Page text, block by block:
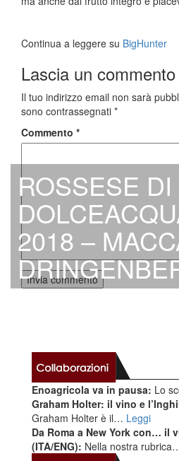
ROSSESE DI
2018 –
Continua a leggere su BigHunter
Lascia un commento
Il tuo indirizzo email non sarà
sono contrassegnati *
Commento *
Enoagricola va in pausa: Lo
Graham Holter: il vino e
Graham Holter è il… Leggi
Da Roma a New York con… il
(ITA/ENG): Nella nostra